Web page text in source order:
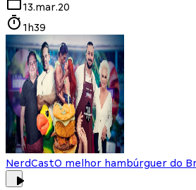
13.mar.20
1h39
NerdCastO melhor hambúrguer do